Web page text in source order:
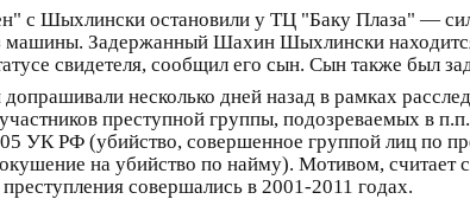
с Шыхлински остановили у ТЦ "Баку Плаза" —
Задержанный Шахин Шыхлински
свидетеля, сообщил его сын. Сын также был
несколько дней назад в рамках
преступной группы, подозреваемых в
УК РФ (убийство, совершенное группой лиц по
на убийство по найму). Мотивом, считает
преступления совершались в 2001-2011 годах.